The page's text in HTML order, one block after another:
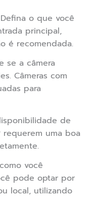
Defina o que você
principal,
é recomendada.
se a câmera
Câmeras com
para
de
requerem uma boa
você
pode optar por
local, utilizando